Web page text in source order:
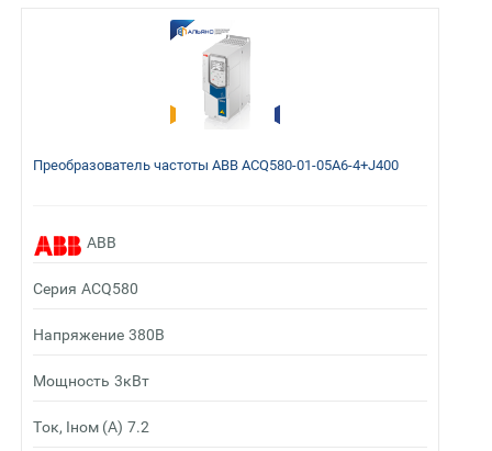
Преобразователь частоты ABB ACQ580-01-05A6-4+J400
ABB
Серия ACQ580
Напряжение 380В
Мощность 3кВт
Ток, Iном (А) 7.2